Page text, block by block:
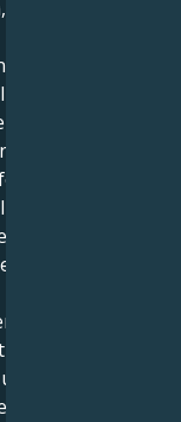
nur Ihr
persönliche
in Frage,
dich in der
dem
könnten
zu machen,
und sich mehr
Sie werden
zu tun
mehr als
Beziehungen